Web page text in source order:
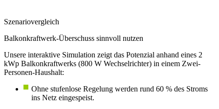
Szenariovergleich
Balkonkraftwerk-Überschuss sinnvoll nutzen
Unsere interaktive Simulation zeigt das Potenzial anhand eines 2
kWp Balkonkraftwerks (800 W Wechselrichter) in einem Zwei-
Personen-Haushalt:
Ohne stufenlose Regelung werden rund 60 % des Stroms
ins Netz eingespeist.